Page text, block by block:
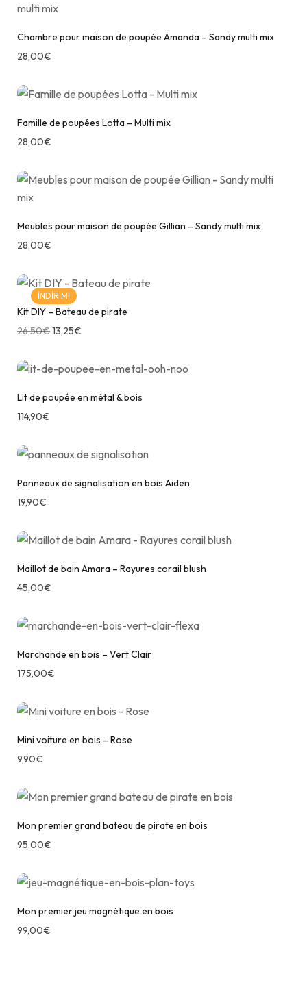
Chambre pour maison de poupée Amanda – Sandy multi mix
28,00€
Famille de poupées Lotta – Multi mix
28,00€
Meubles pour maison de poupée Gillian – Sandy multi mix
28,00€
İNDIRIM!
Kit DIY – Bateau de pirate
26,50€13,25€
Lit de poupée en métal & bois
114,90€
Panneaux de signalisation en bois Aiden
19,90€
Maillot de bain Amara – Rayures corail blush
45,00€
Marchande en bois – Vert Clair
175,00€
Mini voiture en bois – Rose
9,90€
Mon premier grand bateau de pirate en bois
95,00€
Mon premier jeu magnétique en bois
99,00€